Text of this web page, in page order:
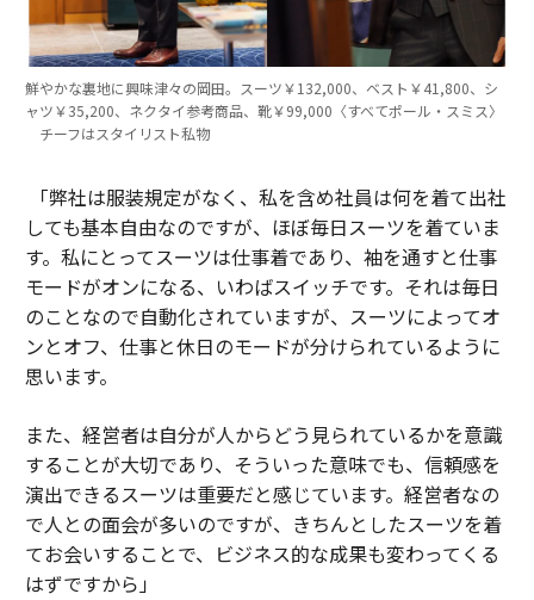
鮮やかな裏地に興味津々の岡田。スーツ￥132,000、ベスト￥41,800、シ
ャツ￥35,200、ネクタイ参考商品、靴￥99,000〈すべてポール・スミス〉
チーフはスタイリスト私物
「弊社は服装規定がなく、私を含め社員は何を着て出社
しても基本自由なのですが、ほぼ毎日スーツを着ていま
す。私にとってスーツは仕事着であり、袖を通すと仕事
モードがオンになる、いわばスイッチです。それは毎日
のことなので自動化されていますが、スーツによってオ
ンとオフ、仕事と休日のモードが分けられているように
思います。
また、経営者は自分が人からどう見られているかを意識
することが大切であり、そういった意味でも、信頼感を
演出できるスーツは重要だと感じています。経営者なの
で人との面会が多いのですが、きちんとしたスーツを着
てお会いすることで、ビジネス的な成果も変わってくる
はずですから」